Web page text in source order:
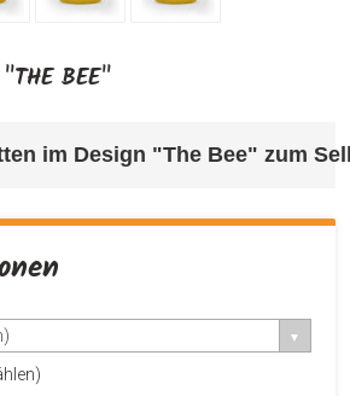
"THE BEE"
im Design "The Bee" zum